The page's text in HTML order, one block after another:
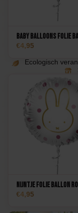
Baby balloons Folie
4,95
Ecologisch
Nijntje Folie Ballon
4,95